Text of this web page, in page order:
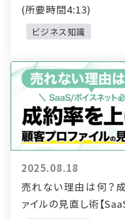
(所要時間4:13)
ビジネス知識
2025.08.18
売れない理由は何？
ァイルの見直し術【